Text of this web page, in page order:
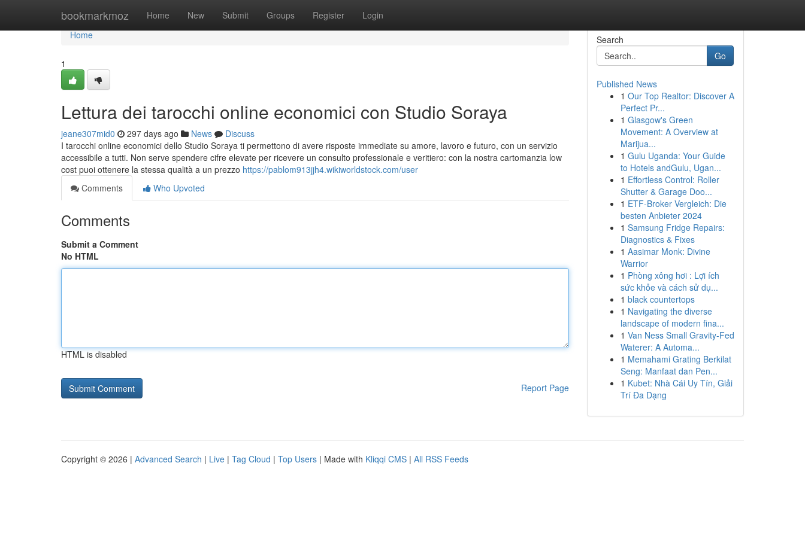
bookmarkmoz Home New Submit Groups Register Login
Home
Home
1
Lettura dei tarocchi online economici con Studio Soraya
jeane307mid0 297 days ago News
Discuss
I tarocchi online economici dello Studio Soraya ti permettono di avere risposte immediate su amore, lavoro e futuro, con un servizio
accessibile a tutti. Non serve spendere cifre elevate per ricevere un consulto professionale e veritiero: con la nostra cartomanzia low
cost puoi ottenere la stessa qualità a un prezzo https://pablom913jjh4.wikiworldstock.com/user
Comments
Who Upvoted
Comments
Submit a Comment
No HTML
HTML is disabled
Report Page
Search
Go
Published News
1 Our Top Realtor: Discover A
Perfect Pr...
1 Glasgow's Green
Movement: A Overview at
Marijua...
1 Gulu Uganda: Your Guide
to Hotels andGulu, Ugan...
1 Effortless Control: Roller
Shutter & Garage Doo...
1 ETF-Broker Vergleich: Die
besten Anbieter 2024
1 Samsung Fridge Repairs:
Diagnostics & Fixes
1 Aasimar Monk: Divine
Warrior
1 Phòng xông hơi : Lợi ích
sức khỏe và cách sử dụ...
1 black countertops
1 Navigating the diverse
landscape of modern fina...
1 Van Ness Small Gravity-Fed
Waterer: A Automa...
1 Memahami Grating Berkilat
Seng: Manfaat dan Pen...
1 Kubet: Nhà Cái Uy Tín, Giải
Trí Đa Dạng
Copyright © 2026 | Advanced Search | Live | Tag Cloud | Top Users | Made with Kliqqi CMS | All RSS Feeds